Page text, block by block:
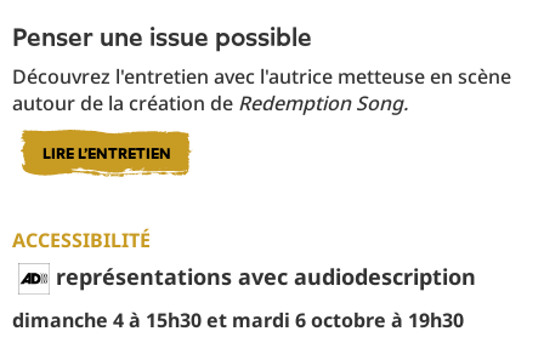
Penser une issue possible
Découvrez l'entretien avec l'autrice metteuse en scène
autour de la création de Redemption Song.
LIRE L'ENTRETIEN
ACCESSIBILITÉ
représentations avec audiodescription
dimanche 4 à 15h30 et mardi 6 octobre à 19h30